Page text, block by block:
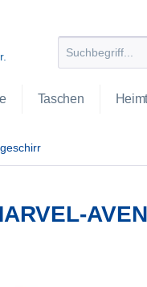
Taschen